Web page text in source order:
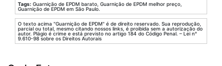
Tags: Guarnição de EPDM barato, Guarnição de EPDM melhor preço,
Guarnição de EPDM em São Paulo.
O texto acima "Guarnição de EPDM" é de direito reservado. Sua reprodução,
parcial ou total, mesmo citando nossos links, é proibida sem a autorização do
autor. Plágio é crime e está previsto no artigo 184 do Código Penal. – Lei n°
9.610-98 sobre os Direitos Autorais